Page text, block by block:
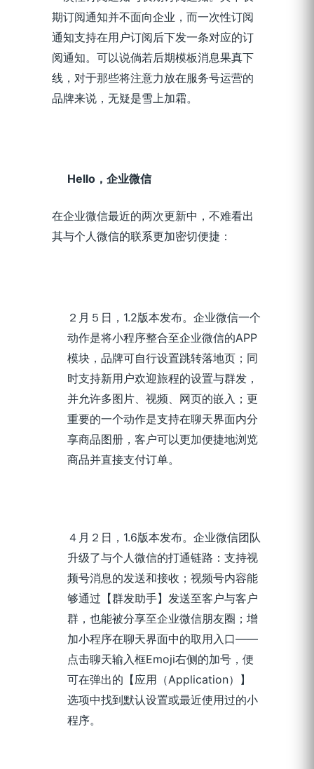
期订阅通知并不面向企业，而一次性订阅
通知支持在用户订阅后下发一条对应的订
阅通知。可以说倘若后期模板消息果真下
线，对于那些将注意力放在服务号运营的
品牌来说，无疑是雪上加霜。
Hello，企业微信
在企业微信最近的两次更新中，不难看出
其与个人微信的联系更加密切便捷：
２月５日，1.2版本发布。企业微信一个
动作是将小程序整合至企业微信的APP
模块，品牌可自行设置跳转落地页；同
时支持新用户欢迎旅程的设置与群发，
并允许多图片、视频、网页的嵌入；更
重要的一个动作是支持在聊天界面内分
享商品图册，客户可以更加便捷地浏览
商品并直接支付订单。
４月２日，1.6版本发布。企业微信团队
升级了与个人微信的打通链路：支持视
频号消息的发送和接收；视频号内容能
够通过【群发助手】发送至客户与客户
群，也能被分享至企业微信朋友圈；增
加小程序在聊天界面中的取用入口——
点击聊天输入框Emoji右侧的加号，便
可在弹出的【应用（Application）】
选项中找到默认设置或最近使用过的小
程序。